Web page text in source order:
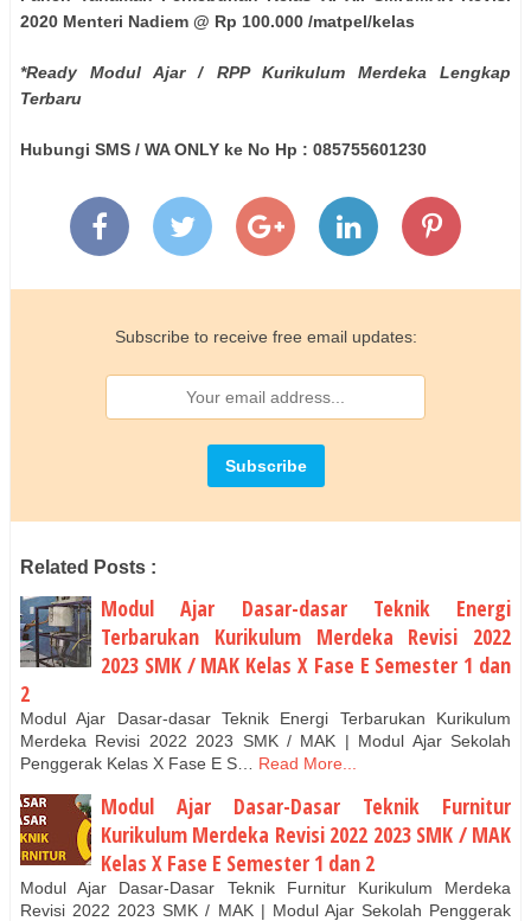
2020 Menteri Nadiem @ Rp 100.000 /matpel/kelas
*Ready Modul Ajar / RPP Kurikulum Merdeka Lengkap
Terbaru
Hubungi SMS / WA ONLY ke No Hp : 085755601230
Subscribe to receive free email updates:
Related Posts :
Modul Ajar Dasar-dasar Teknik Energi
Terbarukan Kurikulum Merdeka Revisi 2022
2023 SMK / MAK Kelas X Fase E Semester 1 dan
2
Modul Ajar Dasar-dasar Teknik Energi Terbarukan Kurikulum
Merdeka Revisi 2022 2023 SMK / MAK | Modul Ajar Sekolah
Penggerak Kelas X Fase E S…
Read More...
Modul Ajar Dasar-Dasar Teknik Furnitur
Kurikulum Merdeka Revisi 2022 2023 SMK / MAK
Kelas X Fase E Semester 1 dan 2
Modul Ajar Dasar-Dasar Teknik Furnitur Kurikulum Merdeka
Revisi 2022 2023 SMK / MAK | Modul Ajar Sekolah Penggerak